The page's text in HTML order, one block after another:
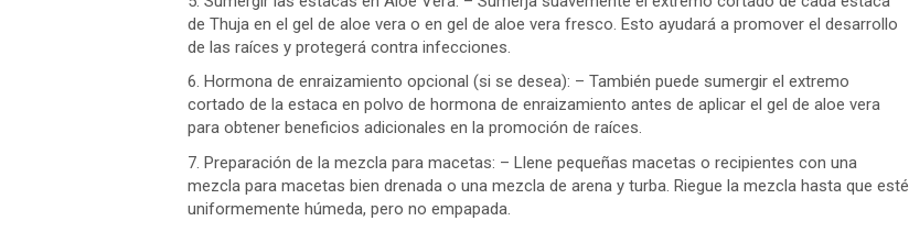
de Thuja en el gel de aloe vera o en gel de aloe vera fresco. Esto ayudará a promover el desarrollo
de las raíces y protegerá contra infecciones.
6. Hormona de enraizamiento opcional (si se desea): – También puede sumergir el extremo
cortado de la estaca en polvo de hormona de enraizamiento antes de aplicar el gel de aloe vera
para obtener beneficios adicionales en la promoción de raíces.
7. Preparación de la mezcla para macetas: – Llene pequeñas macetas o recipientes con una
mezcla para macetas bien drenada o una mezcla de arena y turba. Riegue la mezcla hasta que esté
uniformemente húmeda, pero no empapada.